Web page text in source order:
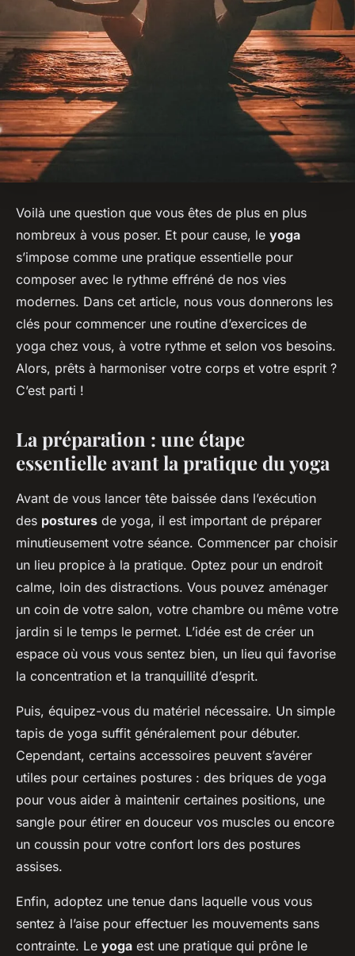
Voilà une question que vous êtes de plus en plus
nombreux à vous poser. Et pour cause, le yoga
s’impose comme une pratique essentielle pour
composer avec le rythme effréné de nos vies
modernes. Dans cet article, nous vous donnerons les
clés pour commencer une routine d’exercices de
yoga chez vous, à votre rythme et selon vos besoins.
Alors, prêts à harmoniser votre corps et votre esprit ?
C’est parti !
La préparation : une étape
essentielle avant la pratique du yoga
Avant de vous lancer tête baissée dans l’exécution
des postures de yoga, il est important de préparer
minutieusement votre séance. Commencer par choisir
un lieu propice à la pratique. Optez pour un endroit
calme, loin des distractions. Vous pouvez aménager
un coin de votre salon, votre chambre ou même votre
jardin si le temps le permet. L’idée est de créer un
espace où vous vous sentez bien, un lieu qui favorise
la concentration et la tranquillité d’esprit.
Puis, équipez-vous du matériel nécessaire. Un simple
tapis de yoga suffit généralement pour débuter.
Cependant, certains accessoires peuvent s’avérer
utiles pour certaines postures : des briques de yoga
pour vous aider à maintenir certaines positions, une
sangle pour étirer en douceur vos muscles ou encore
un coussin pour votre confort lors des postures
assises.
Enfin, adoptez une tenue dans laquelle vous vous
sentez à l’aise pour effectuer les mouvements sans
contrainte. Le yoga est une pratique qui prône le